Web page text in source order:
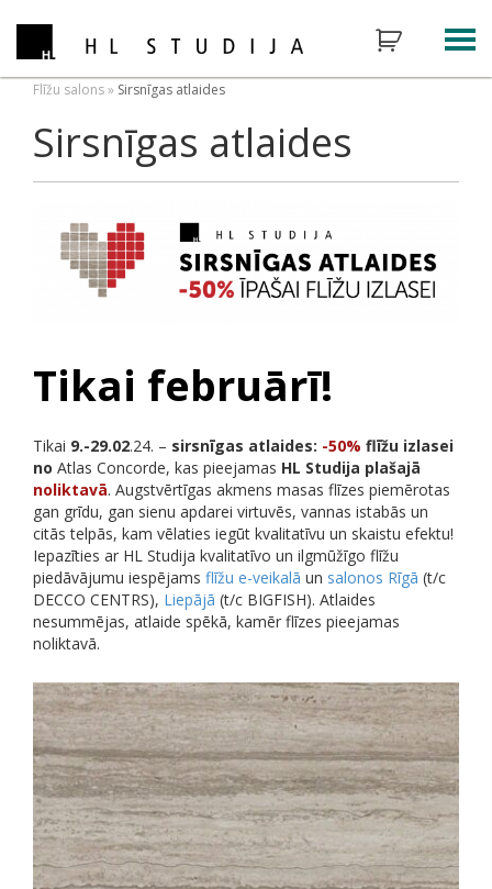
Flīžu salons» Sirsnīgas atlaides
Sirsnīgas atlaides
Tikai februārī!
Tikai 9.-29.02.24. – sirsnīgas atlaides: -50% flīžu izlasei
no Atlas Concorde, kas pieejamas HL Studija plašajā
noliktavā. Augstvērtīgas akmens masas flīzes piemērotas
gan grīdu, gan sienu apdarei virtuvēs, vannas istabās un
citās telpās, kam vēlaties iegūt kvalitatīvu un skaistu efektu!
Iepazīties ar HL Studija kvalitatīvo un ilgmūžīgo flīžu
piedāvājumu iespējams flīžu e-veikalā un salonos Rīgā (t/c
DECCO CENTRS), Liepājā (t/c BIGFISH). Atlaides
nesummējas, atlaide spēkā, kamēr flīzes pieejamas
noliktavā.